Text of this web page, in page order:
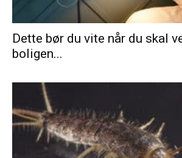
Dette bør du vite når du skal
boligen...